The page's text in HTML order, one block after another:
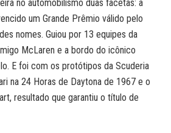
no automobilismo duas facetas: a
um Grande Prêmio válido pelo
nomes. Guiou por 13 equipes da
McLaren e a bordo do icônico
E foi com os protótipos da Scuderia
na 24 Horas de Daytona de 1967 e o
resultado que garantiu o título de